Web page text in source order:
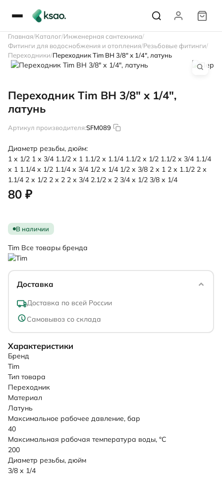
Главная Каталог Инженерная сантехника
Фитинги для водоснобжения и отопления Резьбовые фитинги
Переходники Переходник Tim ВН 3/8" х 1/4", латунь
Переходник Tim ВН 3/8" х 1/4",
латунь
Артикул производителя:SFM089
Диаметр резьбы, дюйм:
1 х 1/2 1 х 3/4 1.1/2 х 1 1.1/2 х 1.1/4 1.1/2 х 1/2 1.1/2 х 3/4 1.1/4
х 1 1.1/4 х 1/2 1.1/4 х 3/4 1/2 х 1/4 1/2 х 3/8 2 х 1 2 х 1.1/2 2 х
1.1/4 2 х 1/2 2 х 2 2 х 3/4 2.1/2 х 2 3/4 х 1/2 3/8 х 1/4
80 ₽
В наличии
Tim Все товары бренда
Доставка
Доставка по всей России
Самовывоз со склада
Характеристики
Бренд
Tim
Тип товара
Переходник
Материал
Латунь
Максимальное рабочее давление, бар
40
Максимальная рабочая температура воды, °C
200
Диаметр резьбы, дюйм
3/8 х 1/4